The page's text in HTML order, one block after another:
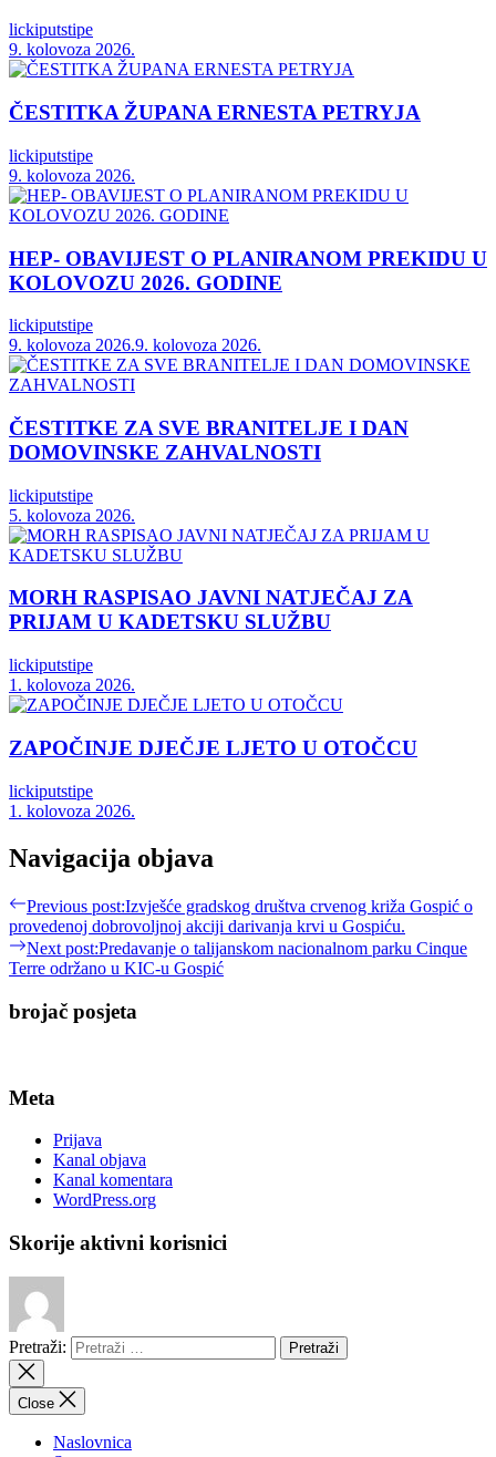
lickiputstipe
9. kolovoza 2026.
ČESTITKA ŽUPANA ERNESTA PETRYJA
lickiputstipe
9. kolovoza 2026.
HEP- OBAVIJEST O PLANIRANOM PREKIDU U
KOLOVOZU 2026. GODINE
lickiputstipe
9. kolovoza 2026.9. kolovoza 2026.
ČESTITKE ZA SVE BRANITELJE I DAN
DOMOVINSKE ZAHVALNOSTI
lickiputstipe
5. kolovoza 2026.
MORH RASPISAO JAVNI NATJEČAJ ZA
PRIJAM U KADETSKU SLUŽBU
lickiputstipe
1. kolovoza 2026.
ZAPOČINJE DJEČJE LJETO U OTOČCU
lickiputstipe
1. kolovoza 2026.
Navigacija objava
Previous post:Izvješće gradskog društva crvenog križa Gospić o
provedenoj dobrovoljnoj akciji darivanja krvi u Gospiću.
Next post:Predavanje o talijanskom nacionalnom parku Cinque
Terre održano u KIC-u Gospić
brojač posjeta
Meta
Prijava
Kanal objava
Kanal komentara
WordPress.org
Skorije aktivni korisnici
Pretraži:
Close
Naslovnica